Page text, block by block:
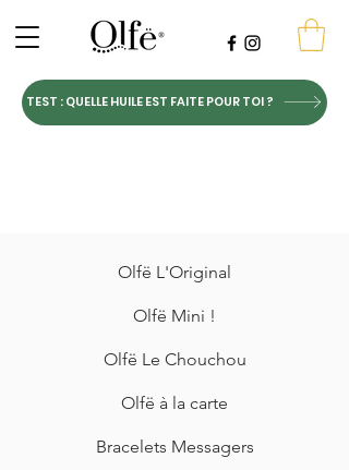
TEST : QUELLE HUILE EST FAITE POUR TOI ?
Olfë L'Original
Olfë Mini !
Olfë Le Chouchou
Olfë à la carte
Bracelets Messagers